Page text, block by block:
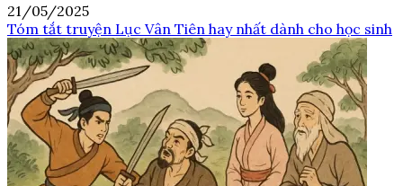
21/05/2025
Tóm tắt truyện Lục Vân Tiên hay nhất dành cho học sinh